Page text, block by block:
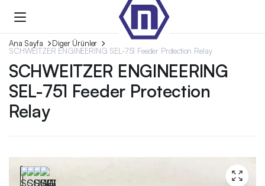
Ana Sayfa
Diger Ürünler
SCHWEITZER ENGINEERING SEL-751 Feeder Protection Relay
SCHWEITZER ENGINEERING
SEL-751 Feeder Protection
Relay